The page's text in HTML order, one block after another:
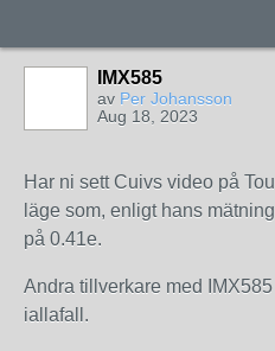
IMX585
av Per Johansson
Aug 18, 2023
Har ni sett Cuivs video på
läge som, enligt hans
på 0.41e.
Andra tillverkare med
iallafall.